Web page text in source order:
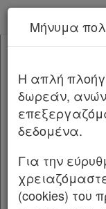
Κεφαλίδα
Σώμα
Υπογραφές
Νέα
Π.Υ.Σ. 12/
Πράξη12της
Συνυπογραφή
σύμβασης
διοίκησης,
ανάπτυξης,
Μήνυμα
H απλή
δωρεάν,
δεδομένα.
Για την
(cookies) του